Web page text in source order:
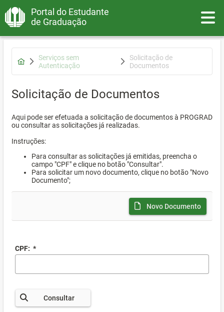
Portal do Estudante
de Graduação
Serviços sem
Autenticação
Solicitação de
Documentos
Solicitação de Documentos
Aqui pode ser efetuada a solicitação de documentos à PROGRAD
ou consultar as solicitações já realizadas.
Instruções:
Para consultar as solicitações já emitidas, preencha o
campo "CPF" e clique no botão "Consultar".
Para solicitar um novo documento, clique no botão "Novo
Documento";
Novo Documento
CPF: *
Consultar